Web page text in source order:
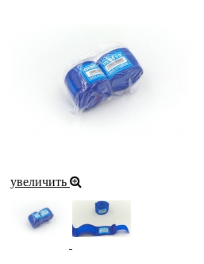
увеличить